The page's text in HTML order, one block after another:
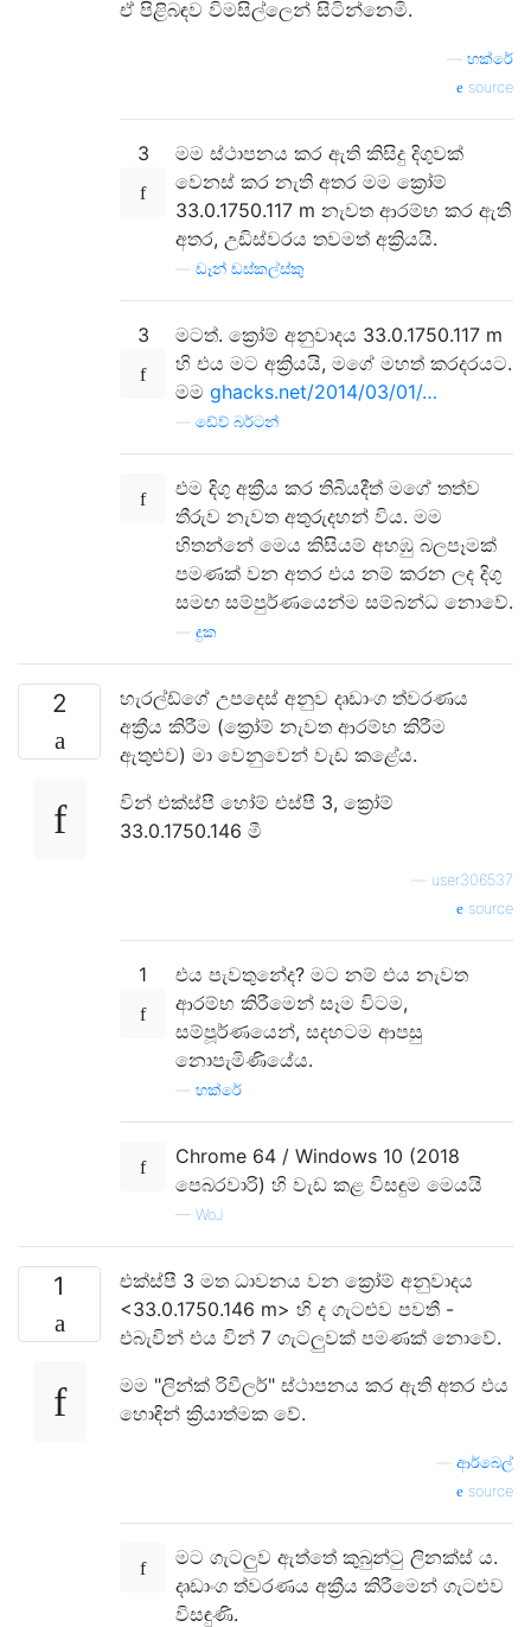
ඒ පිළිබඳව විමසිල්ලෙන් සිටින්නෙමි.
හක්රේ
source
3
මම ස්ථාපනය කර ඇති කිසිදු දිගුවක්
වෙනස් කර නැති අතර මම ක්‍රෝම්
33.0.1750.117 m නැවත ආරම්භ කර ඇති
අතර, උඩිස්වරය තවමත් අක්‍රියයි.
ඩෑන් ඩස්කල්ස්කු
3
මටත්. ක්‍රෝම් අනුවාදය 33.0.1750.117 m
හි එය මට අක්‍රියයි, මගේ මහත් කරදරයට.
මම ghacks.net/2014/03/01/…
ඩේව් බර්ටන්
එම දිගු අක්‍රීය කර තිබියදීත් මගේ තත්ව
තීරුව නැවත අතුරුදහන් විය. මම
හිතන්නේ මෙය කිසියම් අහඹු බලපෑමක්
පමණක් වන අතර එය නම් කරන ලද දිගු
සමඟ සම්පුර්ණයෙන්ම සම්බන්ධ නොවේ.
දුක
2
හැරල්ඩ්ගේ උපදෙස් අනුව දෘඩාංග ත්වරණය
අක්‍රීය කිරීම (ක්‍රෝම් නැවත ආරම්භ කිරීම
ඇතුළුව) මා වෙනුවෙන් වැඩ කළේය.
වින් එක්ස්පී හෝම් එස්පී 3, ක්‍රෝම්
33.0.1750.146 මී
user306537
source
1
එය පැවතුනේද? මට නම් එය නැවත
ආරම්භ කිරීමෙන් සෑම විටම,
සම්පූර්ණයෙන්, සදහටම ආපසු
නොපැමිණියේය.
හක්රේ
Chrome 64 / Windows 10 (2018
පෙබරවාරි) හි වැඩ කළ විසඳුම මෙයයි
— WoJ
1
එක්ස්පී 3 මත ධාවනය වන ක්‍රෝම් අනුවාදය
<33.0.1750.146 m> හි ද ගැටළුව පවතී -
එබැවින් එය වින් 7 ගැටලුවක් පමණක් නොවේ.
මම "ලින්ක් රිවීලර්" ස්ථාපනය කර ඇති අතර එය
හොඳින් ක්‍රියාත්මක වේ.
ආර්බෙල්
source
මට ගැටලුව ඇත්තේ කුබුන්ටු ලිනක්ස් ය.
දෘඩාංග ත්වරණය අක්‍රීය කිරීමෙන් ගැටළුව
විසඳුණි.